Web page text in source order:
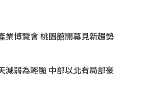
業博覽會 桃園館開幕見新趨勢
減弱為輕颱 中部以北有局部豪